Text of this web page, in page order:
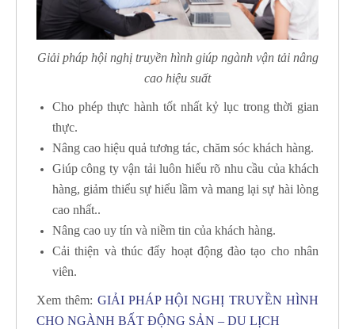
Giải pháp hội nghị truyền hình giúp ngành vận tải nâng
cao hiệu suất
Cho phép thực hành tốt nhất kỷ lục trong thời gian
thực.
Nâng cao hiệu quả tương tác, chăm sóc khách hàng.
Giúp công ty vận tải luôn hiểu rõ nhu cầu của khách
hàng, giảm thiểu sự hiểu lầm và mang lại sự hài lòng
cao nhất..
Nâng cao uy tín và niềm tin của khách hàng.
Cải thiện và thúc đẩy hoạt động đào tạo cho nhân
viên.
Xem thêm: GIẢI PHÁP HỘI NGHỊ TRUYỀN HÌNH
CHO NGÀNH BẤT ĐỘNG SẢN – DU LỊCH